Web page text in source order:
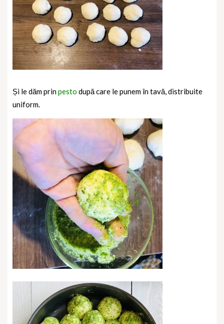
Și le dăm prinpesto după care le punem în tavă, distribuite
uniform.